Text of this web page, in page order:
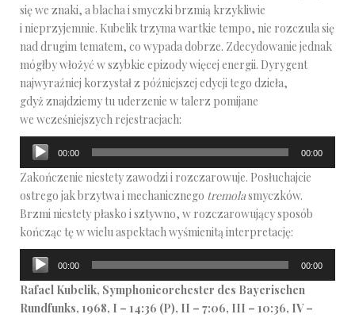
się we znaki, a blacha i smyczki brzmią krzykliwie
i nieprzyjemnie. Kubelik trzyma wartkie tempo, nie rozczula się
nad drugim tematem, co wypada dobrze. Zdecydowanie jednak
mógłby włożyć w szybkie epizody więcej energii. Dyrygent
najwyraźniej korzystał z późniejszej edycji tego dzieła,
gdyż znajdziemy tu uderzenie w talerz pomijane
we wcześniejszych rejestracjach:
Odtwarzacz
plików
dźwiękowych
00:00 00:00
Zakończenie niestety zawodzi i rozczarowuje. Posłuchajcie
ostrego jak brzytwa i mechanicznego tremolasmyczków.
Brzmi niestety płasko i sztywno, w rozczarowujący sposób
kończąc tę w wielu aspektach wyśmienitą interpretację:
Odtwarzacz
plików
dźwiękowych
00:00 00:00
Rafael Kubelik, Symphonieorchester des Bayerischen
Rundfunks, 1968, I – 14:36 (P), II – 7:06, III – 10:36, IV –